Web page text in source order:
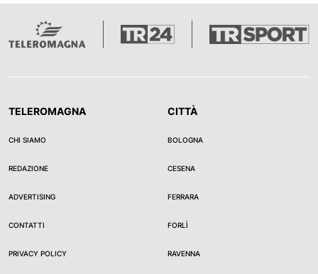
TELEROMAGNA
CHI SIAMO
REDAZIONE
ADVERTISING
CONTATTI
PRIVACY POLICY
CITTÀ
BOLOGNA
CESENA
FERRARA
FORLÌ
RAVENNA